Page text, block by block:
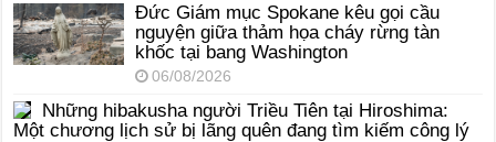
Đức Giám mục Spokane kêu gọi cầu
nguyện giữa thảm họa cháy rừng tàn
khốc tại bang Washington
06/08/2026
Những hibakusha người Triều Tiên tại Hiroshima:
Một chương lịch sử bị lãng quên đang tìm kiếm công lý